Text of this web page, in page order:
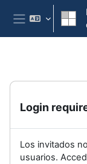
Salta al contenido
Panel lateral
Login
Los invitados
usuarios.